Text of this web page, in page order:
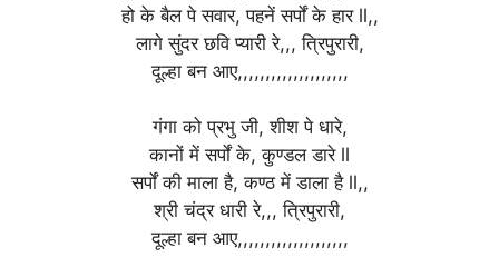
हो के बैल पे सवार, पहनें सर्पों के हार ll,,
लागे सुंदर छवि प्यारी रे,,, त्रिपुरारी,
दूल्हा बन आए,,,,,,,,,,,,,,,,,,,,
गंगा को प्रभु जी, शीश पे धारे,
कानों में सर्पों के, कुण्डल डारे ll
सर्पों की माला है, कण्ठ में डाला है ll,,
श्री चंद्र धारी रे,,, त्रिपुरारी,
दूल्हा बन आए,,,,,,,,,,,,,,,,,,,,